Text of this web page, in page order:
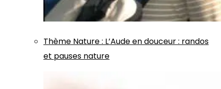
Thème Nature: L’Aude en douceur : randos
et pauses nature